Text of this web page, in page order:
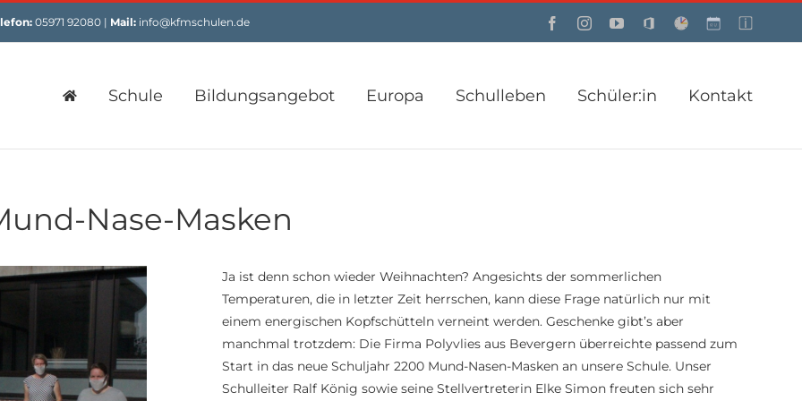
05971 92080 | Mail: info@kfmschulen.de FacebookInstagramYouTube
OfficeWebuntisCustomCustom
Schule Bildungsangebot Europa Schulleben Schüler:in Kontakt
Nase-Masken
Ja ist denn schon wieder Weihnachten? Angesichts der sommerlichen
Temperaturen, die in letzter Zeit herrschen, kann diese Frage natürlich nur mit
einem energischen Kopfschütteln verneint werden. Geschenke gibt’s aber
manchmal trotzdem: Die Firma Polyvlies aus Bevergern überreichte passend zum
Start in das neue Schuljahr 2200 Mund-Nasen-Masken an unsere Schule. Unser
Schulleiter Ralf König sowie seine Stellvertreterin Elke Simon freuten sich sehr